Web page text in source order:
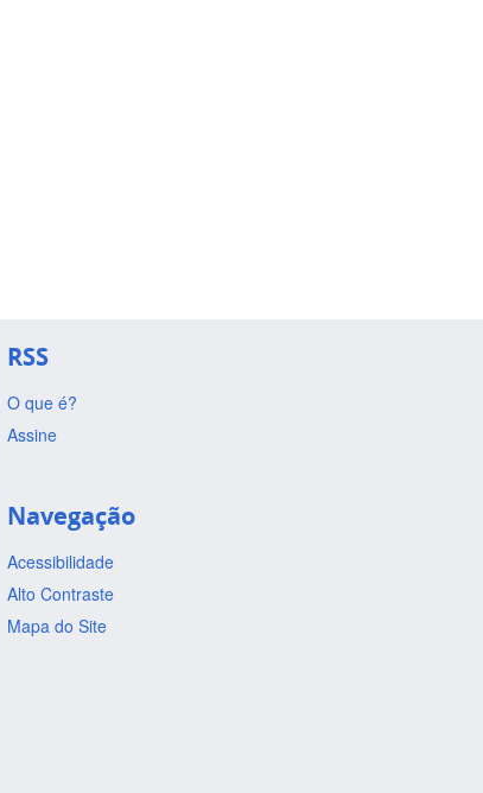
RSS
O que é?
Assine
Navegação
Acessibilidade
Alto Contraste
Mapa do Site